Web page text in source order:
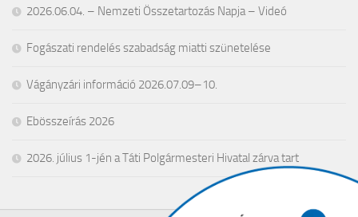
2026.06.04. – Nemzeti Összetartozás Napja – Videó
Fogászati rendelés szabadság miatti szünetelése
Vágányzári információ 2026.07.09–10.
Ebösszeírás 2026
2026. július 1-jén a Táti Polgármesteri Hivatal zárva tart